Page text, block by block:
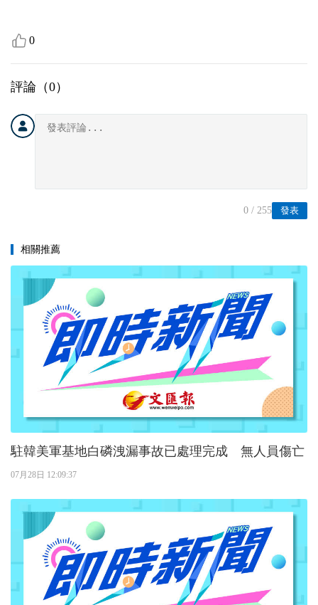
0
評論（0）
發表
0 / 255
相關推薦
駐韓美軍基地白磷洩漏事故已處理完成 無人員傷亡
07月28日 12:09:37